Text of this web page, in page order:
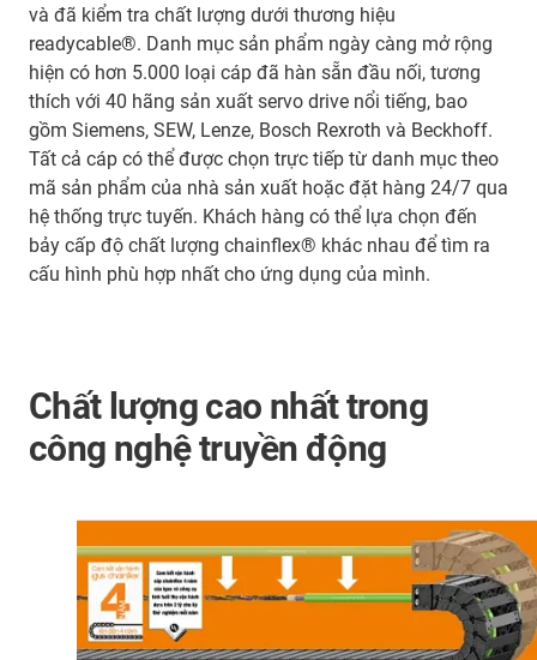
và đã kiểm tra chất lượng dưới thương hiệu
readycable®. Danh mục sản phẩm ngày càng mở rộng
hiện có hơn 5.000 loại cáp đã hàn sẵn đầu nối, tương
thích với 40 hãng sản xuất servo drive nổi tiếng, bao
gồm Siemens, SEW, Lenze, Bosch Rexroth và Beckhoff.
Tất cả cáp có thể được chọn trực tiếp từ danh mục theo
mã sản phẩm của nhà sản xuất hoặc đặt hàng 24/7 qua
hệ thống trực tuyến. Khách hàng có thể lựa chọn đến
bảy cấp độ chất lượng chainflex® khác nhau để tìm ra
cấu hình phù hợp nhất cho ứng dụng của mình.
Chất lượng cao nhất trong
công nghệ truyền động